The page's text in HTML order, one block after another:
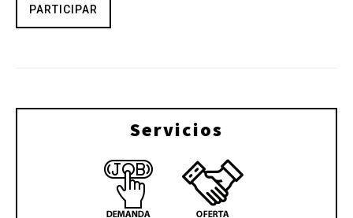
PARTICIPAR
Servicios